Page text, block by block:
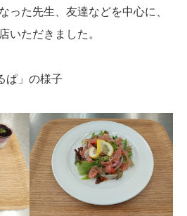
った先生、友達などを中心に、
いただきました。
ぱ」の様子